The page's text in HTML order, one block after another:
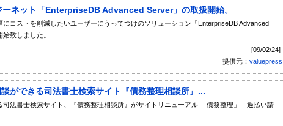
ネット「EnterpriseDB Advanced Server」の取扱開始。
コストを削減したいユーザーにうってつけのソリューション「EnterpriseDB Advanced
致しました。
[09/02/24]
提供元： valuepress
ができる司法書士検索サイト『債務整理相談所』...
法書士検索サイト、『債務整理相談所』がサイトリニューアル 「債務整理」「過払い請